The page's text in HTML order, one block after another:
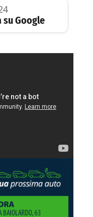
Google